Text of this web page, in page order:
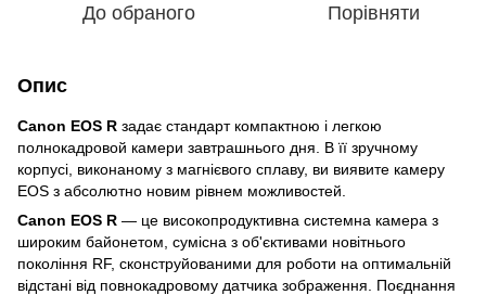
До обраного Порівняти
Опис
Canon EOS R задає стандарт компактною і легкою
полнокадровой камери завтрашнього дня. В її зручному
корпусі, виконаному з магнієвого сплаву, ви виявите камеру
EOS з абсолютно новим рівнем можливостей.
Canon EOS R — це високопродуктивна системна камера з
широким байонетом, сумісна з об'єктивами новітнього
покоління RF, сконструйованими для роботи на оптимальній
відстані від повнокадровому датчика зображення. Поєднання